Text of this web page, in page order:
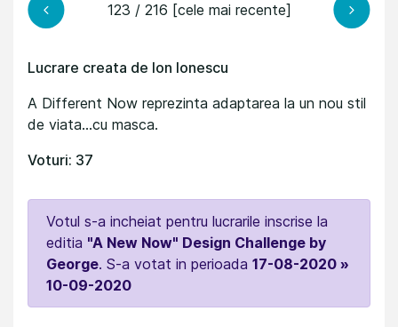
123 / 216 [cele mai recente]
Lucrare creata de Ion Ionescu
A Different Now reprezinta adaptarea la un nou stil
de viata...cu masca.
Voturi: 37
Votul s-a incheiat pentru lucrarile inscrise la
editia "A New Now" Design Challenge by
George. S-a votat in perioada 17-08-2020 »
10-09-2020